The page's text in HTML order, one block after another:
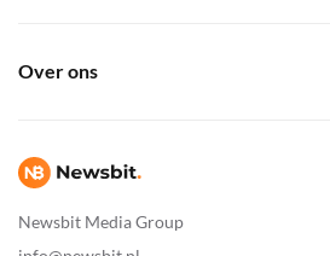
Newsbit Media Group
Over ons